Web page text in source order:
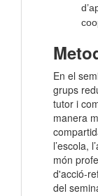
En el
grups
tutor i
manera
l’escola,
món
d'acció-
del